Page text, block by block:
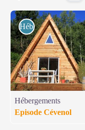
Hébergements
Hébergements
Episode Cévenol